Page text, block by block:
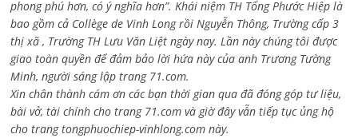
phong phú hơn, có ý nghĩa hơn”. Khái niệm TH Tống Phước Hiệp là
bao gồm cả Collège de Vinh Long rồi Nguyễn Thông, Trường cấp 3
thị xã , Trường TH Lưu Văn Liệt ngày nay. Lần này chúng tôi được
giao toàn quyền để đảm bảo lời hứa này của anh Trương Tường
Minh, người sáng lập trang 71.com.
Xin chân thành cám ơn các bạn thời gian qua đã đóng góp tư liệu,
bài vở, tài chính cho trang 71.com và giờ đây vẫn tiếp tục ủng hộ
cho trang tongphuochiep-vinhlong.com này.